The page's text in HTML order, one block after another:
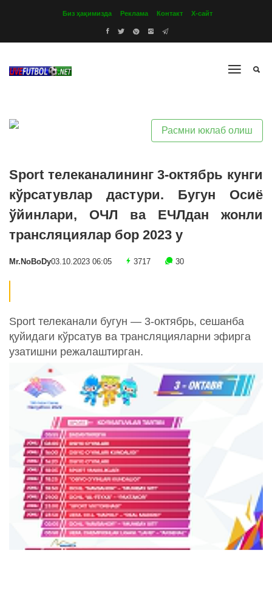
Биз ҳақимизда Реклама Контакт Х-сайт
Расмни юклаб олиш
Sport телеканалининг 3-октябрь кунги
кўрсатувлар дастури. Бугун Осиё
ўйинлари, ОЧЛ ва ЕЧЛдан жонли
трансляциялар бор 2023 y
Mr.NoBoDy03.10.2023 06:05 3717 30
Sport телеканали бугун — 3-октябрь, сешанба
қуйидаги кўрсатув ва трансляцияларни эфирга
узатишни режалаштирган.